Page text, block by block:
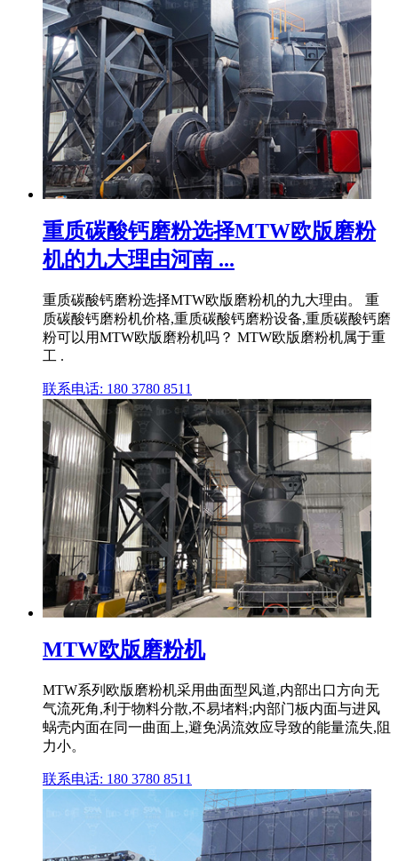
重质碳酸钙磨粉选择MTW欧版磨粉
机的九大理由河南 ...
重质碳酸钙磨粉选择MTW欧版磨粉机的九大理由。 重
质碳酸钙磨粉机价格,重质碳酸钙磨粉设备,重质碳酸钙磨
粉可以用MTW欧版磨粉机吗？ MTW欧版磨粉机属于重
工 .
联系电话: 180 3780 8511
MTW欧版磨粉机
MTW系列欧版磨粉机采用曲面型风道,内部出口方向无
气流死角,利于物料分散,不易堵料;内部门板内面与进风
蜗壳内面在同一曲面上,避免涡流效应导致的能量流失,阻
力小。
联系电话: 180 3780 8511